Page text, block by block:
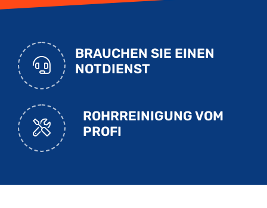
BRAUCHEN SIE EINEN
NOTDIENST
ROHRREINIGUNG VOM
PROFI